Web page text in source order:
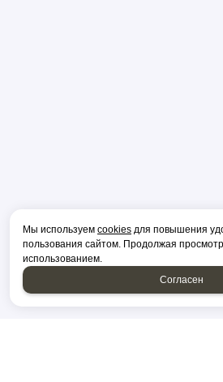
Мы используем cookies для повышения
пользования сайтом. Продолжая
использованием.
Согласен